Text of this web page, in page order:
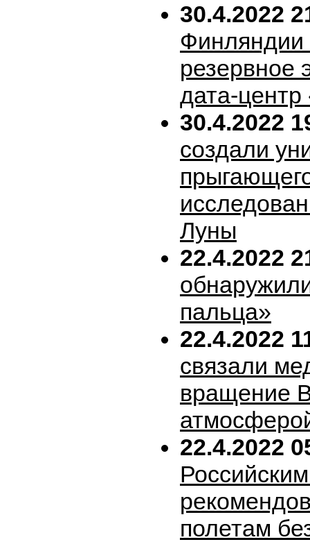
30.4.2022
резервное
дата-
30.4.2022
создали
Луны
22.4.2022
пальца»
22.4.2022
связали
вращение
22.4.2022
полетам